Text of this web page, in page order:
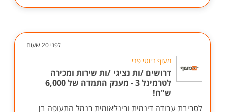
לפני 20 שעות
מעוף דיוטי פרי
דרושים /ות נציגי /ות שירות ומכירה
לטרמינל 3 - מענק התמדה של 6,000
ש"ח!
לסביבת עבודה דינמית ובינלאומית בנמל התעופה בן